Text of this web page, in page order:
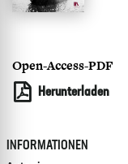
Open-Access-PDF
Herunterladen
INFORMATIONEN